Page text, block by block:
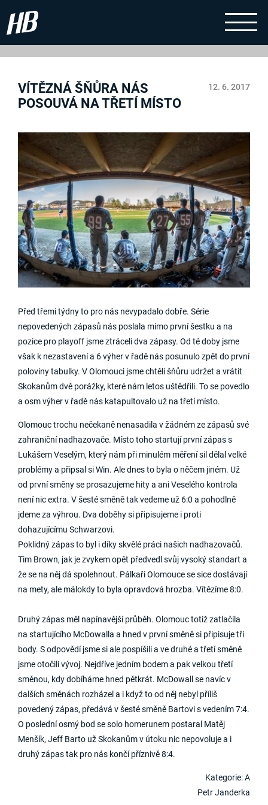
12. 6. 2017
VÍTĚZNÁ ŠŇŮRA NÁS
POSOUVÁ NA TŘETÍ MÍSTO
Před třemi týdny to pro nás nevypadalo dobře. Série
nepovedených zápasů nás poslala mimo první šestku a na
pozice pro playoff jsme ztráceli dva zápasy. Od té doby jsme
však k nezastavení a 6 výher v řadě nás posunulo zpět do první
poloviny tabulky. V Olomouci jsme chtěli šňůru udržet a vrátit
Skokanům dvě porážky, které nám letos uštědřili. To se povedlo
a osm výher v řadě nás katapultovalo už na třetí místo.
Olomouc trochu nečekaně nenasadila v žádném ze zápasů své
zahraniční nadhazovače. Místo toho startují první zápas s
Lukášem Veselým, který nám při minulém měření sil dělal velké
problémy a připsal si Win. Ale dnes to byla o něčem jiném. Už
od první směny se prosazujeme hity a ani Veselého kontrola
není nic extra. V šesté směně tak vedeme už 6:0 a pohodlně
jdeme za výhrou. Dva doběhy si připisujeme i proti
dohazujícímu Schwarzovi.
Poklidný zápas to byl i díky skvělé práci našich nadhazovačů.
Tim Brown, jak je zvykem opět předvedl svůj vysoký standart a
že se na něj dá spolehnout. Pálkaři Olomouce se sice dostávají
na mety, ale málokdy to byla opravdová hrozba. Vítězíme 8:0.
Druhý zápas měl napínavější průběh. Olomouc totiž zatlačila
na startujícího McDowalla a hned v první směně si připisuje tři
body. S odpovědí jsme si ale pospíšili a ve druhé a třetí směně
jsme otočili vývoj. Nejdříve jedním bodem a pak velkou třetí
směnou, kdy dobíháme hned pětkrát. McDowall se navíc v
dalších směnách rozházel a i když to od něj nebyl příliš
povedený zápas, předává v šesté směně Bartovi s vedením 7:4.
O poslední osmý bod se solo homerunem postaral Matěj
Menšík, Jeff Barto už Skokanům v útoku nic nepovoluje a i
druhý zápas tak pro nás končí příznivě 8:4.
Kategorie: A
Petr Janderka